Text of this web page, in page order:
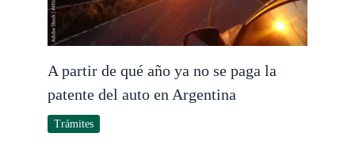
A partir de qué año ya no se paga la
patente del auto en Argentina
Trámites